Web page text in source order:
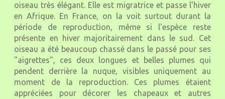
oiseau très élégant. Elle est migratrice et passe l'hiver
en Afrique. En France, on la voit surtout durant la
période de reproduction, même si l'espèce reste
présente en hiver majoritairement dans le sud. Cet
oiseau a été beaucoup chassé dans le passé pour ses
"aigrettes", ces deux longues et belles plumes qui
pendent derrière la nuque, visibles uniquement au
moment de la reproduction. Ces plumes étaient
appréciées pour décorer les chapeaux et autres